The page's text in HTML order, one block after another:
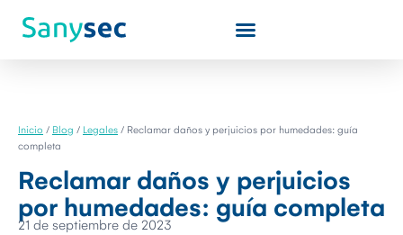
Inicio / Blog / Legales / Reclamar daños y perjuicios por humedades: guía
completa
Reclamar daños y perjuicios
por humedades: guía completa
21 de septiembre de 2023